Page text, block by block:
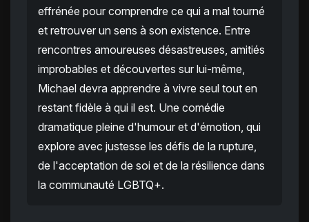
effrénée pour comprendre ce qui a mal tourné
et retrouver un sens à son existence. Entre
rencontres amoureuses désastreuses, amitiés
improbables et découvertes sur lui-même,
Michael devra apprendre à vivre seul tout en
restant fidèle à qui il est. Une comédie
dramatique pleine d'humour et d'émotion, qui
explore avec justesse les défis de la rupture,
de l'acceptation de soi et de la résilience dans
la communauté LGBTQ+.